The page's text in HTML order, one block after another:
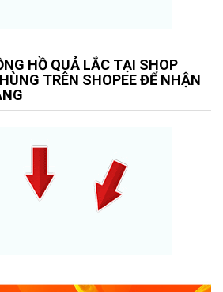
HỒ QUẢ LẮC TẠI SHOP
TRÊN SHOPEE ĐỂ NHẬN